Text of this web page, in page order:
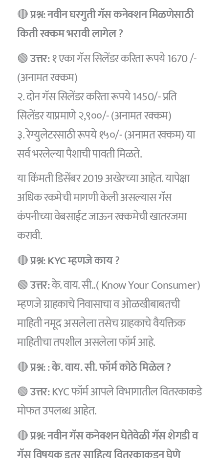
🔴प्रश्न: नवीन घरगुती गॅस कनेक्शन मिळणेसाठी
किती रक्कम भरावी लागेल ?
🟢उत्तर:१ एका गॅस सिलेंडर करिता रूपये 1670 /-
(अनामत रक्कम)
२. दोन गॅस सिलेंडर करिता रूपये 1450/- प्रति
सिलेंडर याप्रमाणे २,९००/- (अनामत रक्कम)
३. रेग्युलेटरसाठी रूपये १५०/- (अनामत रक्कम) या
सर्व भरलेल्या पैशाची पावती मिळते.
या किंमती डिसेंबर 2019 अखेरच्या आहेत. यापेक्षा
अधिक रकमेची मागणी केली असल्यास गॅस
कंपनीच्या वेबसाईट जाऊन रक्कमेची खातरजमा
करावी.
🔴प्रश्न: KYC म्हणजे काय ?
🟢उत्तर:के. वाय. सी..( Know Your Consumer)
म्हणजे ग्राहकाचे निवासाचा व ओळखीबाबतची
माहिती नमूद असलेला तसेच ग्राहकाचे वैयक्तिक
माहितीचा तपशील असलेला फॉर्म आहे.
🔴प्रश्न: : के. वाय. सी. फॉर्म कोठे मिळेल ?
🟢उत्तर:KYC फॉर्म आपले विभागातील वितरकाकडे
मोफत उपलब्ध आहेत.
🔴प्रश्न: नवीन गॅस कनेक्शन घेतेवेळी गॅस शेगडी व